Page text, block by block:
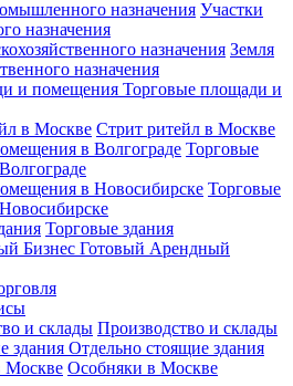
Участки
назначения
Земля
назначения
Торговые площади и
Стрит ритейл в Москве
Торговые
Торговые
Торговые здания
Готовый Арендный
Производство и склады
Отдельно стоящие здания
Особняки в Москве